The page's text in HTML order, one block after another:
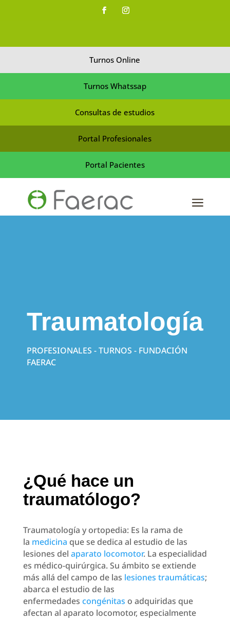
Turnos Online
Turnos Whatssap
Consultas de estudios
Portal Profesionales
Portal Pacientes
a
Traumatología
PROFESIONALES - TURNOS - FUNDACIÓN
FAERAC
¿Qué hace un
traumatólogo?
Traumatología y ortopedia: Es la rama de
la medicina que se dedica al estudio de las
lesiones del aparato locomotor. La especialidad
es médico-quirúrgica. Su ámbito se extiende
más allá del campo de las lesiones traumáticas;
abarca el estudio de las
enfermedades congénitas o adquiridas que
afectan al aparato locomotor, especialmente